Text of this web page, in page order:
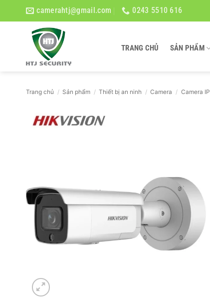
camerahtj@gmail.com 0243 5510 616
TRANG CHỦ SẢN PHẨM
Trang chủ / Sản phẩm / Thiết bị an ninh / Camera / Camera IP